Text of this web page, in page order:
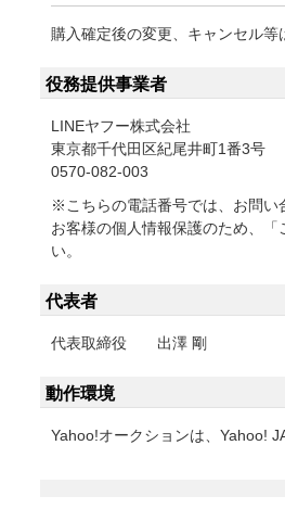
購入確定後の変更、キャンセル等
役務提供事業者
LINEヤフー株式会社
東京都千代田区紀尾井町1番3号
0570-082-003
※こちらの電話番号では、お問い
お客様の個人情報保護のため、「
い。
代表者
代表取締役 出澤 剛
動作環境
Yahoo!オークションは、Yahoo!